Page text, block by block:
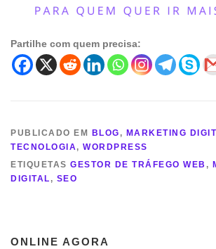
Partilhe com quem precisa:
PUBLICADO EM BLOG , MARKETING
TECNOLOGIA, WORDPRESS
ETIQUETAS GESTOR DE TRÁFEGO WEB ,
DIGITAL , SEO
ONLINE AGORA